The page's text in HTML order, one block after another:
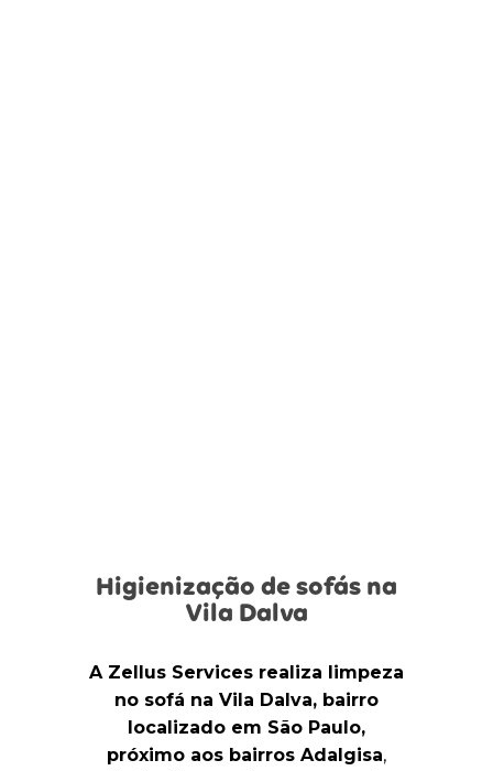
Higienização de sofás na
Vila Dalva
A Zellus Services realiza limpeza
no sofá na Vila Dalva, bairro
localizado em São Paulo,
próximo aos bairros Adalgisa,